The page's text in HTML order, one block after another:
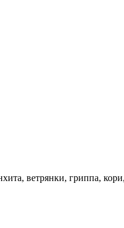
ветрянки, гриппа,